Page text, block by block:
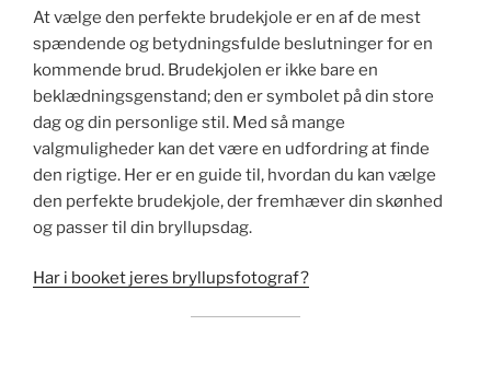
At vælge den perfekte brudekjole er en af de mest
spændende og betydningsfulde beslutninger for en
kommende brud. Brudekjolen er ikke bare en
beklædningsgenstand; den er symbolet på din store
dag og din personlige stil. Med så mange
valgmuligheder kan det være en udfordring at finde
den rigtige. Her er en guide til, hvordan du kan vælge
den perfekte brudekjole, der fremhæver din skønhed
og passer til din bryllupsdag.
Har i booket jeres bryllupsfotograf?